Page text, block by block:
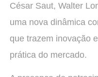
César Saut, Walter
uma nova dinâmica
que trazem inovação
prática do mercado.